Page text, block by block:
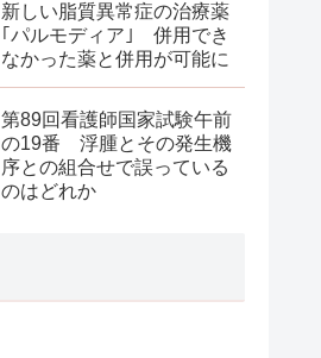
新しい脂質異常症の治療薬
｢パルモディア｣ 併用でき
なかった薬と併用が可能に
第89回看護師国家試験午前
の19番 浮腫とその発生機
序との組合せで誤っている
のはどれか